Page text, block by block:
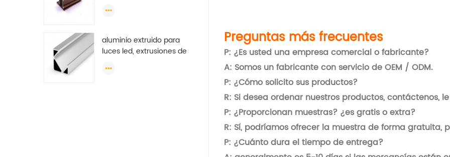
de precio bajo para
aluminio extruido para
luces led, extrusiones de
de luz de tira led
Preguntas más frecuentes
P: ¿Es usted una empresa comercial o fabricante?
A: Somos un fabricante con servicio de OEM / ODM.
P: ¿Cómo solicito sus productos?
R: Si desea ordenar nuestros productos, contáctenos,
P: ¿Proporcionan muestras? ¿es gratis o extra?
R: Sí, podríamos ofrecer la muestra de forma gratuita,
P: ¿Cuánto dura el tiempo de entrega?